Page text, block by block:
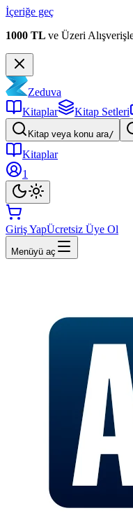
İçeriğe geç
1000 TL ve Üzeri
Zeduva
Kitaplar
Kitap Setleri
Kitap veya konu ara/
Kitaplar
1
Giriş YapÜcretsiz Üye Ol
Menüyü aç